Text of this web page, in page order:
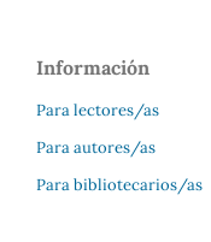
Información
Para lectores/as
Para autores/as
Para bibliotecarios/as